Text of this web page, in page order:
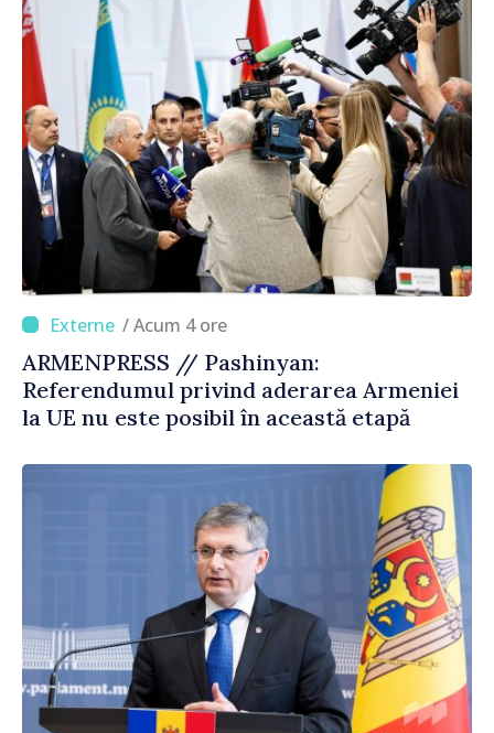
/ Acum 4 ore
ARMENPRESS // Pashinyan:
Referendumul privind aderarea Armeniei
la UE nu este posibil în această etapă